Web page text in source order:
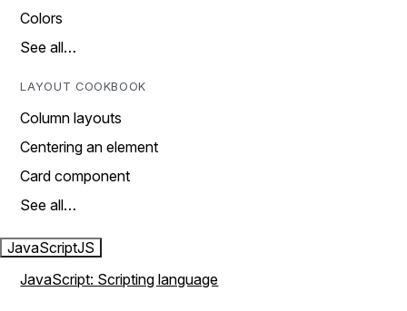
Colors
See all…
LAYOUT COOKBOOK
Column layouts
Centering an element
Card component
See all…
JavaScriptJS
JavaScript: Scripting language